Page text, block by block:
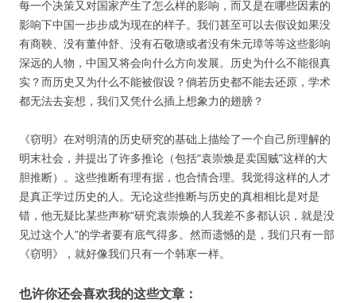
每一个决策又对国家产生了怎么样的影响，而又是在哪些因素的
影响下中国一步步成为现在的样子。我们甚至可以去假设如果没
有商鞅、没有董仲舒、没有石敬瑭或者没有朱元璋等等这些影响
深远的人物，中国又将会向什么方向发展。历史为什么不能很真
实？而历史又为什么不能被假设？倘若历史都不能去还原，学术
都无法去妄想，我们又凭什么插上想象力的翅膀？
《窃明》在对明清的历史研究的基础上描绘了一个自己所理解的
明末社会，并提出了许多推论（包括“袁崇焕是卖国贼”这样的大
胆推断）。这些推断有理有据，也合情合理。我觉得这样的人才
是真正学过历史的人。无论这些推断与历史的真相相比是对是
错，他无疑比某些声称“研究袁崇焕的人我差不多都认识，就是没
见过这个人”的学者要有底气得多。然而遗憾的是，我们只有一部
《窃明》，就好像我们只有一个韩寒一样。
也许你还会喜欢我的这些文章：